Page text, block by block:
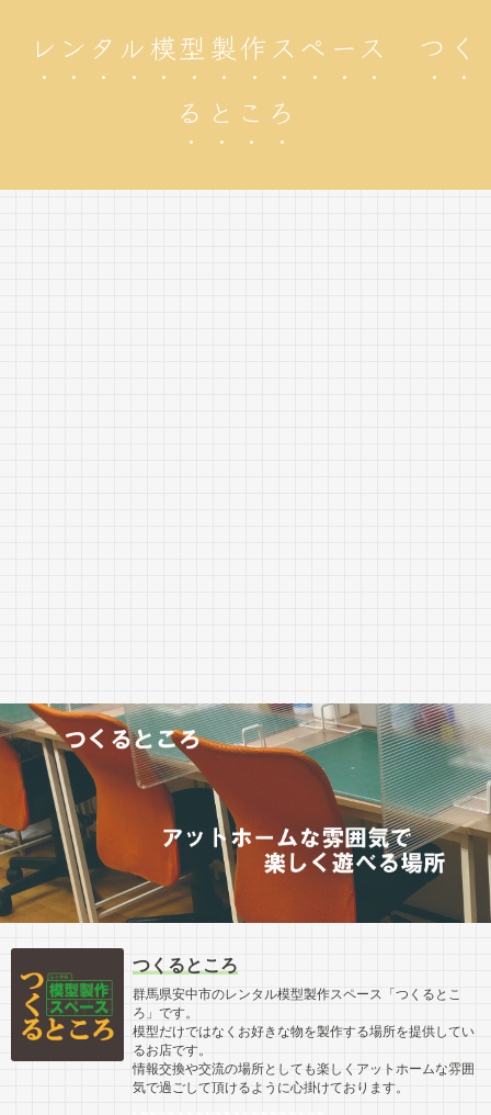
レンタル模型製作スペース つく
るところ
つくるところ
群馬県安中市のレンタル模型製作スペース「つくるとこ
ろ」です。
模型だけではなくお好きな物を製作する場所を提供してい
るお店です。
情報交換や交流の場所としても楽しくアットホームな雰囲
気で過ごして頂けるように心掛けております。